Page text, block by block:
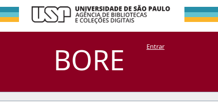
BORE
Busca no Acervo
DSpace/Manakin + CoriscoEntrar